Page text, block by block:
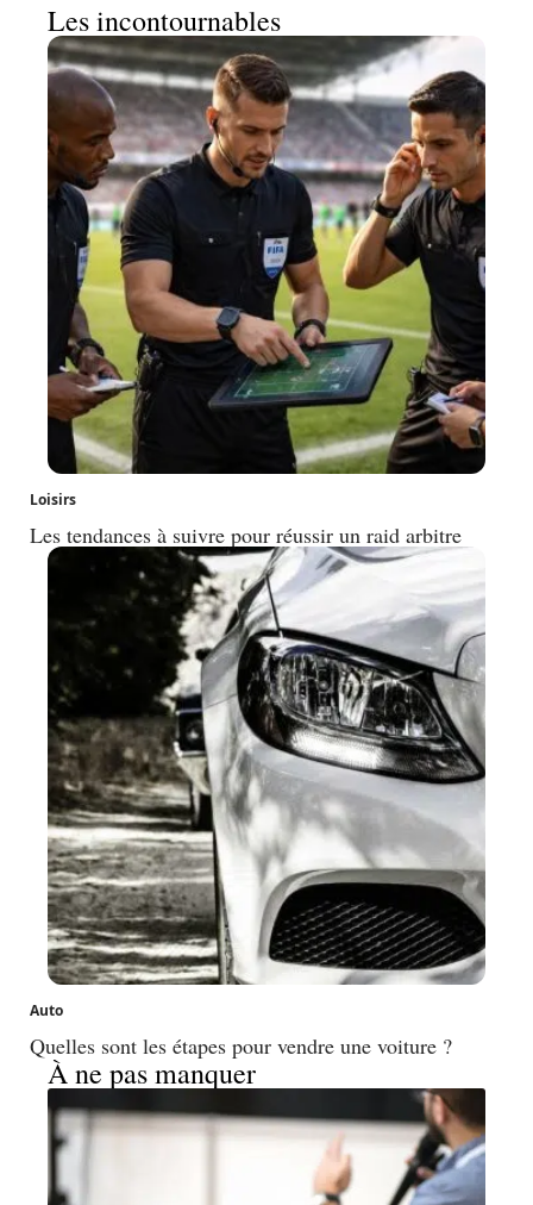
Les incontournables
Loisirs
Les tendances à suivre pour réussir un raid arbitre
Auto
Quelles sont les étapes pour vendre une voiture ?
À ne pas manquer